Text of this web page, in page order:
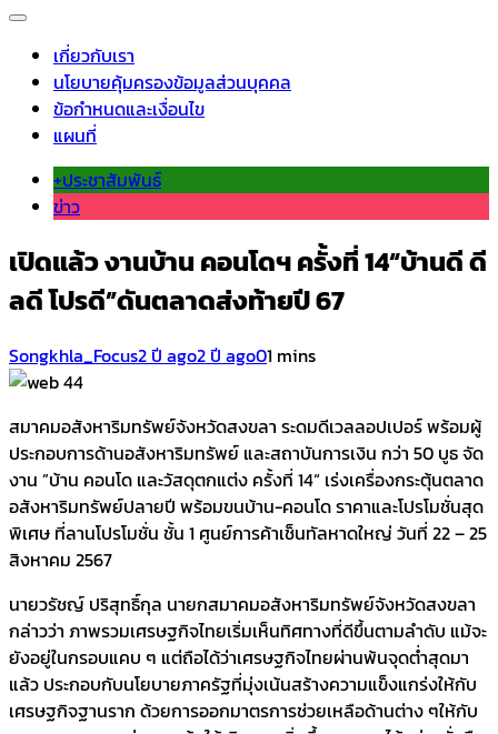
เกี่ยวกับเรา
นโยบายคุ้มครองข้อมูลส่วนบุคคล
ข้อกำหนดและเงื่อนไข
แผนที่
+ประชาสัมพันธ์
ข่าว
เปิดแล้ว งานบ้าน คอนโดฯ ครั้งที่ 14“บ้านดี ดี
ลดี โปรดี”ดันตลาดส่งท้ายปี 67
Songkhla_Focus2 ปี ago2 ปี ago01 mins
สมาคมอสังหาริมทรัพย์จังหวัดสงขลา ระดมดีเวลลอปเปอร์ พร้อมผู้
ประกอบการด้านอสังหาริมทรัพย์ และสถาบันการเงิน กว่า 50 บูธ จัด
งาน ”บ้าน คอนโด และวัสดุตกแต่ง ครั้งที่ 14“ เร่งเครื่องกระตุ้นตลาด
อสังหาริมทรัพย์ปลายปี พร้อมขนบ้าน-คอนโด ราคาและโปรโมชั่นสุด
พิเศษ ที่ลานโปรโมชั่น ชั้น 1 ศูนย์การค้าเช็นทัลหาดใหญ่ วันที่ 22 – 25
สิงหาคม 2567
นายวรัชญ์ ปริสุทธิ์กุล นายกสมาคมอสังหาริมทรัพย์จังหวัดสงขลา
กล่าวว่า ภาพรวมเศรษฐกิจไทยเริ่มเห็นทิศทางที่ดีขึ้นตามลำดับ แม้จะ
ยังอยู่ในกรอบแคบ ๆ แต่ถือได้ว่าเศรษฐกิจไทยผ่านพ้นจุดต่ำสุดมา
แล้ว ประกอบกับนโยบายภาครัฐที่มุ่งเน้นสร้างความแข็งแกร่งให้กับ
เศรษฐกิจฐานราก ด้วยการออกมาตรการช่วยเหลือด้านต่าง ๆให้กับ